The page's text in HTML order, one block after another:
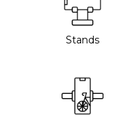
Stands